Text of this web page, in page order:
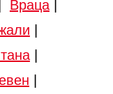
Враца|
|